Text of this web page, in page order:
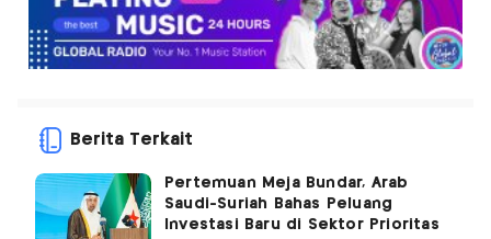
Berita Terkait
Pertemuan Meja Bundar, Arab
Saudi-Suriah Bahas Peluang
Investasi Baru di Sektor Prioritas